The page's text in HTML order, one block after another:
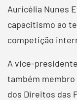
Auricélia Nunes
capacitismo ao
competição
A vice-
também membro
dos Direitos das